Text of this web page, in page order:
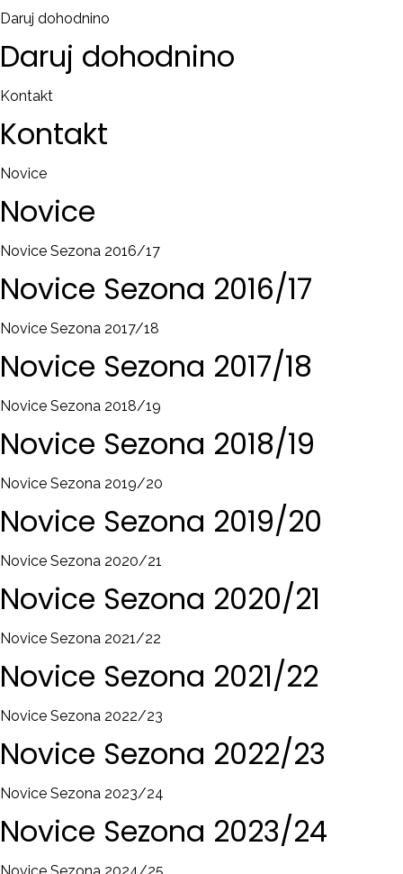
Daruj dohodnino
Daruj dohodnino
Kontakt
Kontakt
Novice
Novice
Novice Sezona 2016/17
Novice Sezona 2016/17
Novice Sezona 2017/18
Novice Sezona 2017/18
Novice Sezona 2018/19
Novice Sezona 2018/19
Novice Sezona 2019/20
Novice Sezona 2019/20
Novice Sezona 2020/21
Novice Sezona 2020/21
Novice Sezona 2021/22
Novice Sezona 2021/22
Novice Sezona 2022/23
Novice Sezona 2022/23
Novice Sezona 2023/24
Novice Sezona 2023/24